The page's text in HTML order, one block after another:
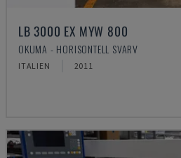
LB 3000 EX MYW 800
OKUMA - HORISONTELL SVARV
ITALIEN 2011